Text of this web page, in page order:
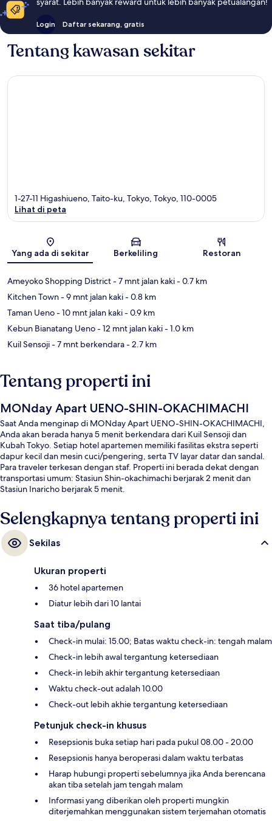
Login Daftar sekarang, gratis
Tentang kawasan sekitar
Peta
1-27-11 Higashiueno, Taito-ku, Tokyo, Tokyo, 110-0005
Lihat di peta
Yang ada di sekitar Berkeliling Restoran
Ameyoko Shopping District- 7 mnt jalan kaki- 0.7 km
Kitchen Town- 9 mnt jalan kaki- 0.8 km
Taman Ueno- 10 mnt jalan kaki- 0.9 km
Kebun Bianatang Ueno- 12 mnt jalan kaki- 1.0 km
Kuil Sensoji- 7 mnt berkendara- 2.7 km
Tentang properti ini
MONday Apart UENO-SHIN-OKACHIMACHI
Saat Anda menginap di MONday Apart UENO-SHIN-OKACHIMACHI,
Anda akan berada hanya 5 menit berkendara dari Kuil Sensoji dan
Kubah Tokyo. Setiap hotel apartemen memiliki fasilitas ekstra seperti
dapur kecil dan mesin cuci/pengering, serta TV layar datar dan sandal.
Para traveler terkesan dengan staf. Properti ini berada dekat dengan
transportasi umum: Stasiun Shin-okachimachi berjarak 2 menit dan
Stasiun Inaricho berjarak 5 menit.
Selengkapnya tentang properti ini
Sekilas
Ukuran properti
36 hotel apartemen
Diatur lebih dari 10 lantai
Saat tiba/pulang
Check-in mulai: 15.00; Batas waktu check-in: tengah malam
Check-in lebih awal tergantung ketersediaan
Check-in lebih akhir tergantung ketersediaan
Waktu check-out adalah 10.00
Check-out lebih akhie tergantung ketersediaan
Petunjuk check-in khusus
Resepsionis buka setiap hari pada pukul 08.00 - 20.00
Resepsionis hanya beroperasi dalam waktu terbatas
Harap hubungi properti sebelumnya jika Anda berencana
akan tiba setelah jam tengah malam
Informasi yang diberikan oleh properti mungkin
diterjemahkan menggunakan sistem terjemahan otomatis